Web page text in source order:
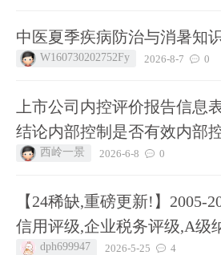
中医夏季疾病防治与消暑知
W160730202752Fy 2026-8-7 0
上市公司内控评价报告信息
结论内部控制是否有效内部
西岭一景 2026-6-8 0
【24稀缺,重磅更新!】2005-
信用评级,企业税务评级,A级
dph699947 2026-5-25 4